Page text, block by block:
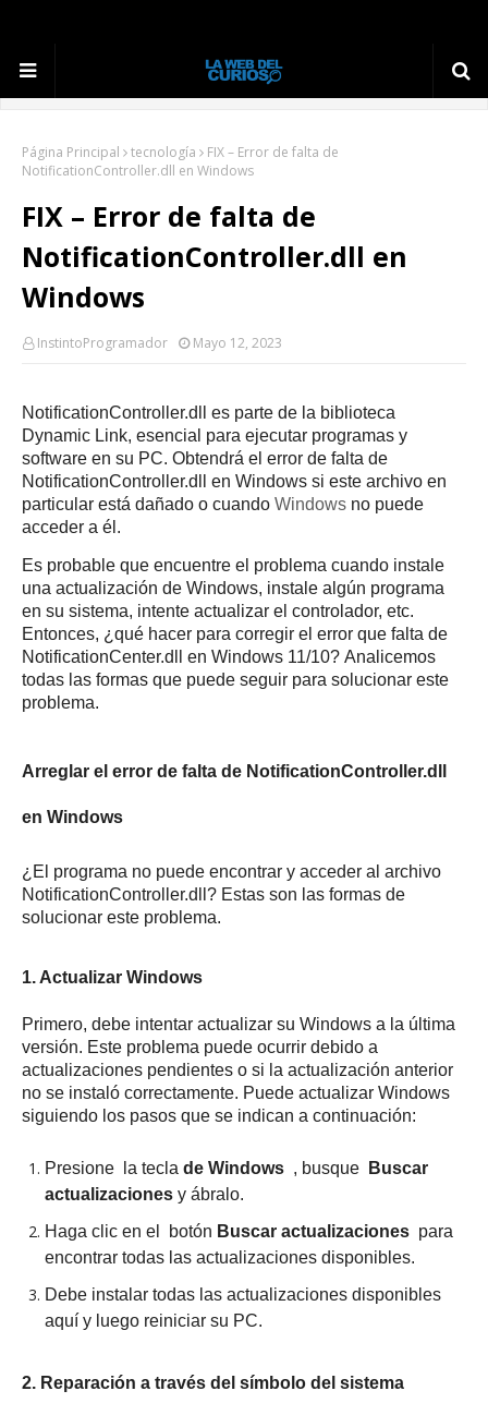
Página Principal tecnología
FIX – Error de falta de
NotificationController.dll en Windows
FIX – Error de falta de
NotificationController.dll en
Windows
InstintoProgramador Mayo 12, 2023
NotificationController.dll es parte de la biblioteca
Dynamic Link, esencial para ejecutar programas y
software en su PC. Obtendrá el error de falta de
NotificationController.dll en Windows si este archivo en
particular está dañado o cuando Windows no puede
acceder a él.
Es probable que encuentre el problema cuando instale
una actualización de Windows, instale algún programa
en su sistema, intente actualizar el controlador, etc.
Entonces, ¿qué hacer para corregir el error que falta de
NotificationCenter.dll en Windows 11/10? Analicemos
todas las formas que puede seguir para solucionar este
problema.
Arreglar el error de falta de NotificationController.dll
en Windows
¿El programa no puede encontrar y acceder al archivo
NotificationController.dll? Estas son las formas de
solucionar este problema.
1. Actualizar Windows
Primero, debe intentar actualizar su Windows a la última
versión. Este problema puede ocurrir debido a
actualizaciones pendientes o si la actualización anterior
no se instaló correctamente. Puede actualizar Windows
siguiendo los pasos que se indican a continuación:
Presione la tecla de Windows , busque
Buscar
actualizaciones y ábralo.
Haga clic en el botón Buscar actualizaciones para
encontrar todas las actualizaciones disponibles.
Debe instalar todas las actualizaciones disponibles
aquí y luego reiniciar su PC.
2. Reparación a través del símbolo del sistema